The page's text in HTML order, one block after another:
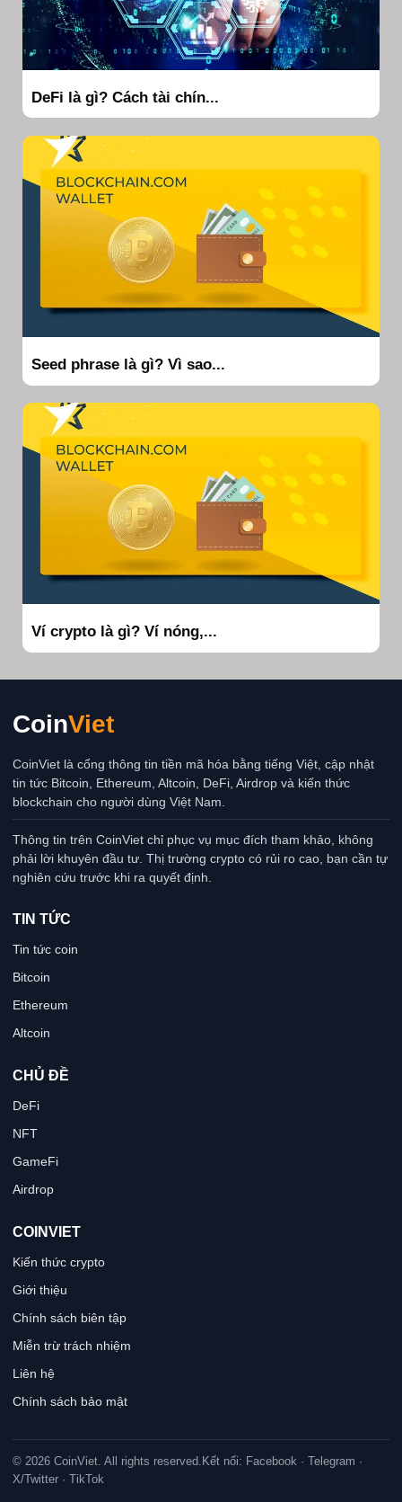
DeFi là gì? Cách tài chín...
Seed phrase là gì? Vì sao...
Ví crypto là gì? Ví nóng,...
CoinViet
CoinViet là cổng thông tin tiền mã hóa bằng tiếng Việt, cập nhật
tin tức Bitcoin, Ethereum, Altcoin, DeFi, Airdrop và kiến thức
blockchain cho người dùng Việt Nam.
Thông tin trên CoinViet chỉ phục vụ mục đích tham khảo, không
phải lời khuyên đầu tư. Thị trường crypto có rủi ro cao, bạn cần tự
nghiên cứu trước khi ra quyết định.
TIN TỨC
Tin tức coin
Bitcoin
Ethereum
Altcoin
CHỦ ĐỀ
DeFi
NFT
GameFi
Airdrop
COINVIET
Kiến thức crypto
Giới thiệu
Chính sách biên tập
Miễn trừ trách nhiệm
Liên hệ
Chính sách bảo mật
© 2026 CoinViet. All rights reserved. Kết nối: Facebook · Telegram ·
X/Twitter · TikTok